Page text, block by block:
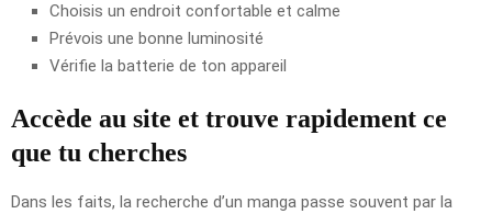
Choisis un endroit confortable et calme
Prévois une bonne luminosité
Vérifie la batterie de ton appareil
Accède au site et trouve rapidement ce
que tu cherches
Dans les faits, la recherche d’un manga passe souvent par la